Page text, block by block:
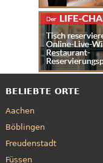
BELIEBTE ORTE
Aachen
Böblingen
Freudenstadt
Füssen